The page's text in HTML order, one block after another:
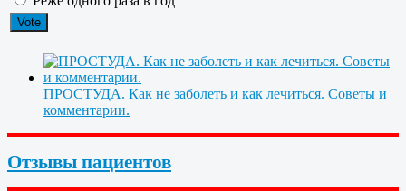
ПРОСТУДА. Как не заболеть и как лечиться. Советы и
комментарии.
Отзывы пациентов